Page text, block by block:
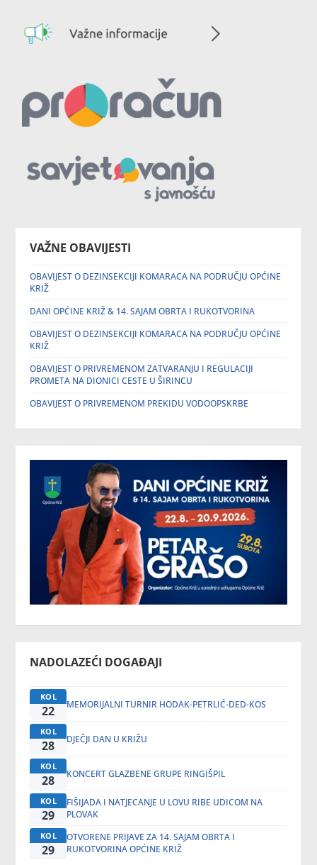
VAŽNE OBAVIJESTI
OBAVIJEST O DEZINSEKCIJI KOMARACA NA PODRUČJU OPĆINE
KRIŽ
DANI OPĆINE KRIŽ & 14. SAJAM OBRTA I RUKOTVORINA
OBAVIJEST O DEZINSEKCIJI KOMARACA NA PODRUČJU OPĆINE
KRIŽ
OBAVIJEST O PRIVREMENOM ZATVARANJU I REGULACIJI
PROMETA NA DIONICI CESTE U ŠIRINCU
OBAVIJEST O PRIVREMENOM PREKIDU VODOOPSKRBE
NADOLAZEĆI DOGAĐAJI
KOL
22 MEMORIJALNI TURNIR HODAK-PETRLIĆ-DED-KOS
KOL
28 DJEČJI DAN U KRIŽU
KOL
28 KONCERT GLAZBENE GRUPE RINGIŠPIL
KOL
29
FIŠIJADA I NATJECANJE U LOVU RIBE UDICOM NA
PLOVAK
KOL
29
OTVORENE PRIJAVE ZA 14. SAJAM OBRTA I
RUKOTVORINA OPĆINE KRIŽ